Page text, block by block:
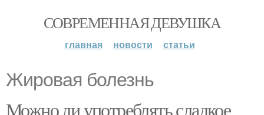
СОВРЕМЕННАЯ ДЕВУШКА
главная новости статьи
Жировая болезнь
Можно ли употреблять сладкое